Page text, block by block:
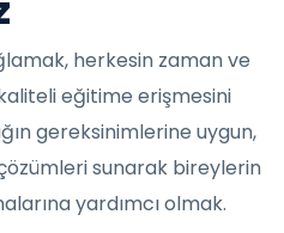
herkesin zaman ve
eğitime erişmesini
gereksinimlerine uygun,
sunarak bireylerin
yardımcı olmak.